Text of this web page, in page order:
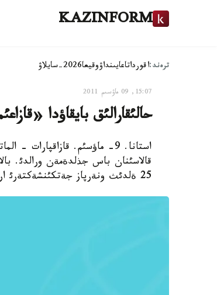
KAZINFORM
ترەند:اقورداتاعايىنداۋوقيعا2026-سايلاۋ
15:07, 09 ماۋسىم 2011
حالئقارالئق بايقاؤدا
قالاسئنان باس جذلدةمةن ورالدئ.
25 ةلدئث ونةرپاز جةتكئنشةكتةرئ اراسئندا توپ جاردئ.